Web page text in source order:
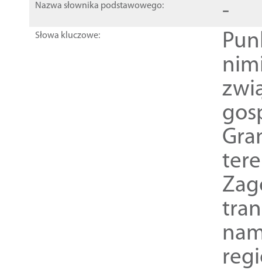
Nazwa słownika podstawowego: -
Słowa kluczowe: